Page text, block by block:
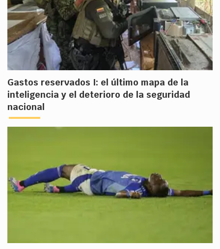
Gastos reservados I: el último mapa de la
inteligencia y el deterioro de la seguridad
nacional